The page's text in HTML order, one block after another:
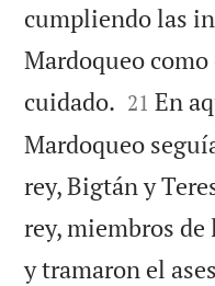
cumpliendo las
Mardoqueo
cuidado. 

21 En
Mardoqueo
rey, Bigtán y
rey, miembros
y tramaron el